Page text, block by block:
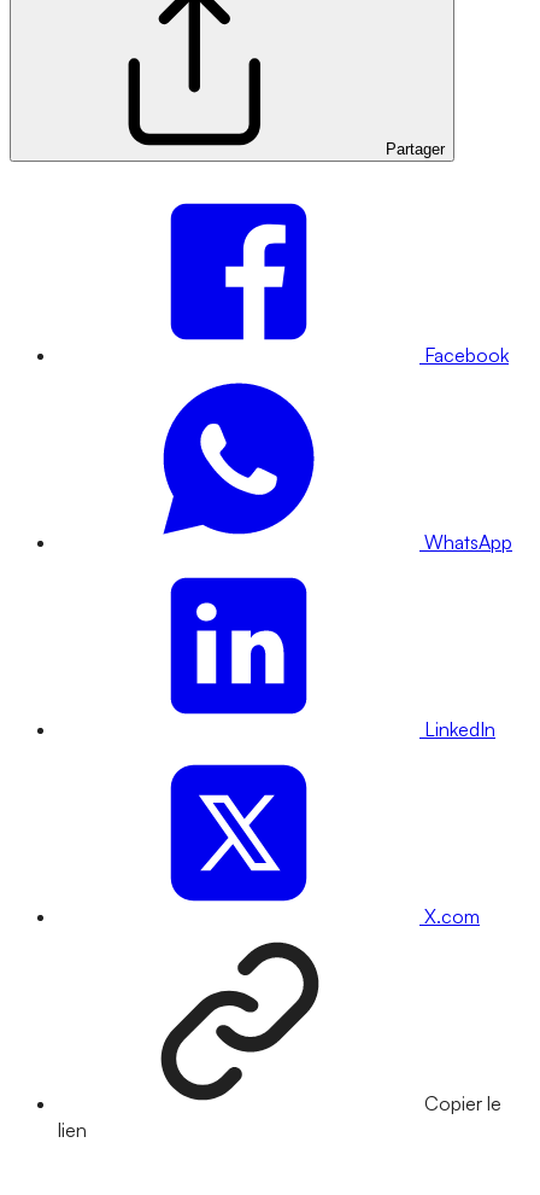
Partager
Facebook
WhatsApp
LinkedIn
X.com
Copier le
lien